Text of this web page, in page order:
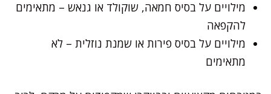
מילויים על בסיס חמאה, שוקולד או גנאש – מתאימים
להקפאה
מילויים על בסיס פירות או שמנת נוזלית – לא
מתאימים